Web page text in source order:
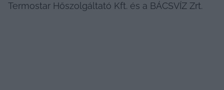
Termostar Hőszolgáltató Kft. és a BÁCSVÍZ Zrt.